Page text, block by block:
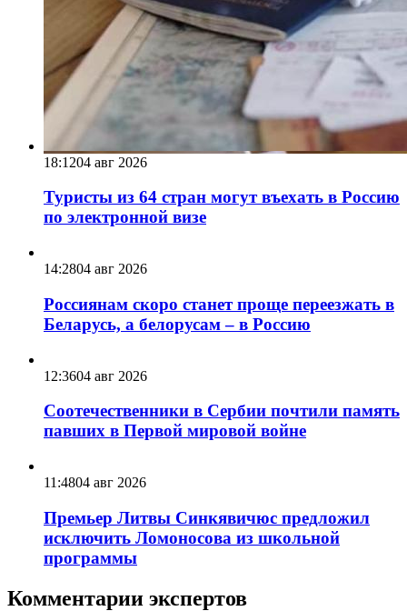
18:1204 авг 2026
Туристы из 64 стран могут въехать в Россию
по электронной визе
14:2804 авг 2026
Россиянам скоро станет проще переезжать в
Беларусь, а белорусам – в Россию
12:3604 авг 2026
Соотечественники в Сербии почтили память
павших в Первой мировой войне
11:4804 авг 2026
Премьер Литвы Синкявичюс предложил
исключить Ломоносова из школьной
программы
Комментарии экспертов